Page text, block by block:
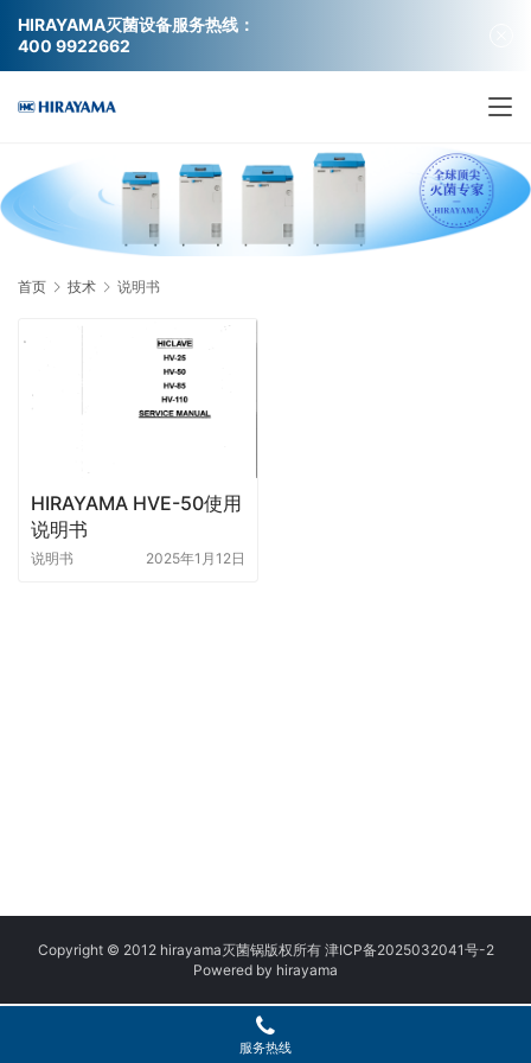
首页 技术 说明书
HIRAYAMA HVE-50使用
说明书
说明书 2025年1月12日
Copyright © 2012 hirayama灭菌锅版权所有 津ICP备2025032041号-2
Powered by hirayama
服务热线
HIRAYAMA灭菌设备服务热线：
400 9922662